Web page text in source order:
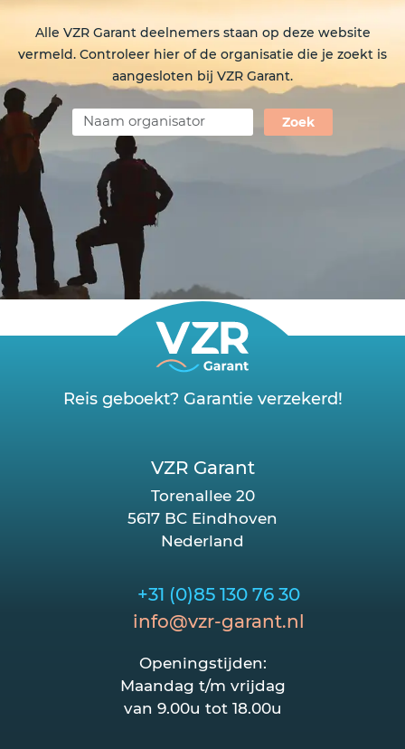
Alle VZR Garant deelnemers staan op deze website
vermeld. Controleer hier of de organisatie die je zoekt is
aangesloten bij VZR Garant.
Zoek
Reis geboekt? Garantie verzekerd!
+31 (0)85 130 76 30
info@vzr-garant.nl
Openingstijden:
Maandag t/m vrijdag
van 9.00u tot 18.00u
VZR Garant
Torenallee 20
5617 BC Eindhoven
Nederland